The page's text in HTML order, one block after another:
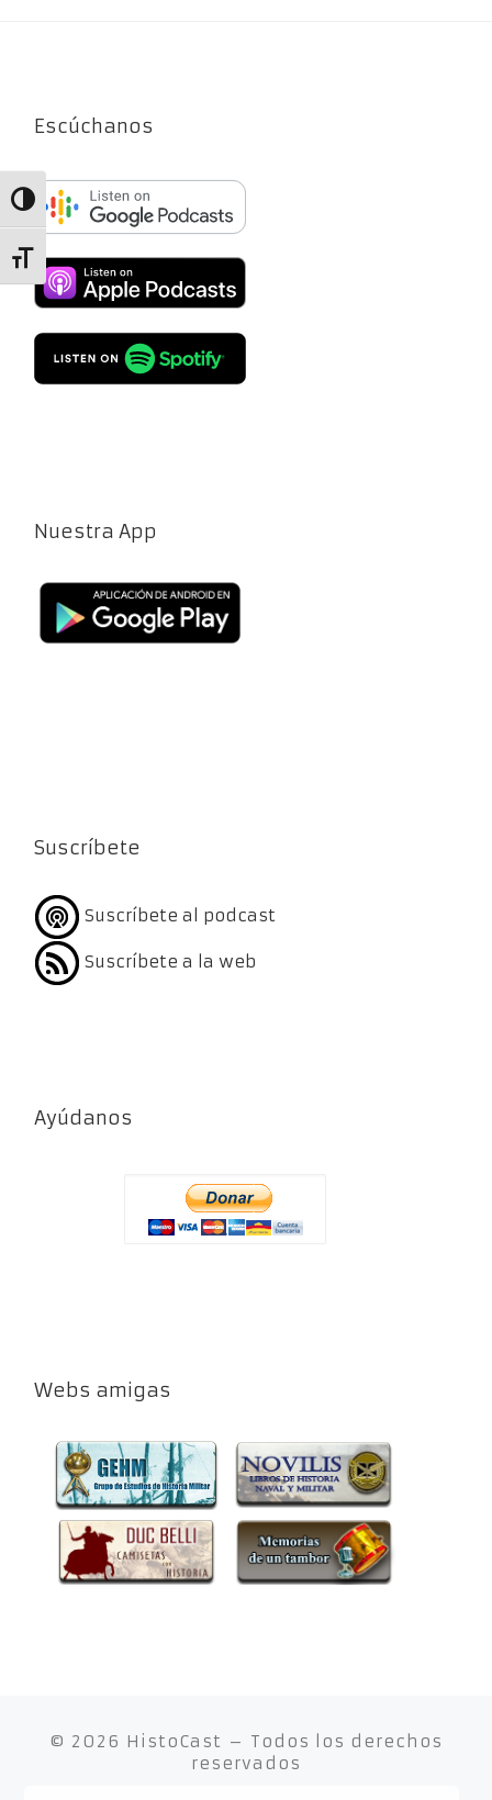
Alternar alto contraste
Alternar tamaño de letra
Escúchanos
Nuestra App
Suscríbete
Suscríbete al podcast
Suscríbete a la web
Ayúdanos
Webs amigas
© 2026 HistoCast – Todos los derechos
reservados